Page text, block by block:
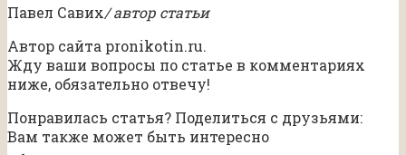
Павел Савих/ автор статьи
Автор сайта pronikotin.ru.
Жду ваши вопросы по статье в комментариях
ниже, обязательно отвечу!
Понравилась статья? Поделиться с друзьями:
Вам также может быть интересно